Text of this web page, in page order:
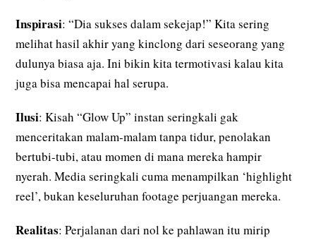
Inspirasi: “Dia sukses dalam sekejap!” Kita sering
melihat hasil akhir yang kinclong dari seseorang yang
dulunya biasa aja. Ini bikin kita termotivasi kalau kita
juga bisa mencapai hal serupa.
Ilusi: Kisah “Glow Up” instan seringkali gak
menceritakan malam-malam tanpa tidur, penolakan
bertubi-tubi, atau momen di mana mereka hampir
nyerah. Media seringkali cuma menampilkan ‘highlight
reel’, bukan keseluruhan footage perjuangan mereka.
Realitas: Perjalanan dari nol ke pahlawan itu mirip